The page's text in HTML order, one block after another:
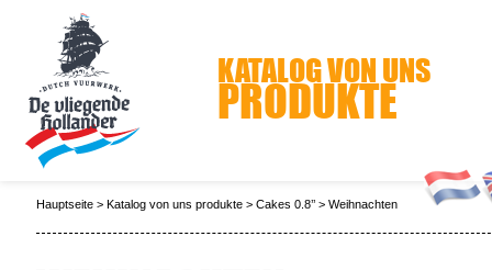
KATALOG VON UNS
PRODUKTE
Hauptseite> Katalog von uns produkte> Cakes 0.8’’> Weihnachten